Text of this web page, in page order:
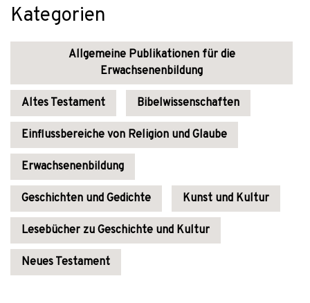
Kategorien
Allgemeine Publikationen für die
Erwachsenenbildung
Altes Testament Bibelwissenschaften
Einflussbereiche von Religion und Glaube
Erwachsenenbildung
Geschichten und Gedichte Kunst und Kultur
Lesebücher zu Geschichte und Kultur
Neues Testament